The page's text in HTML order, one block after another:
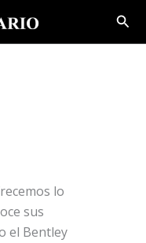
lo
sus
el Bentley